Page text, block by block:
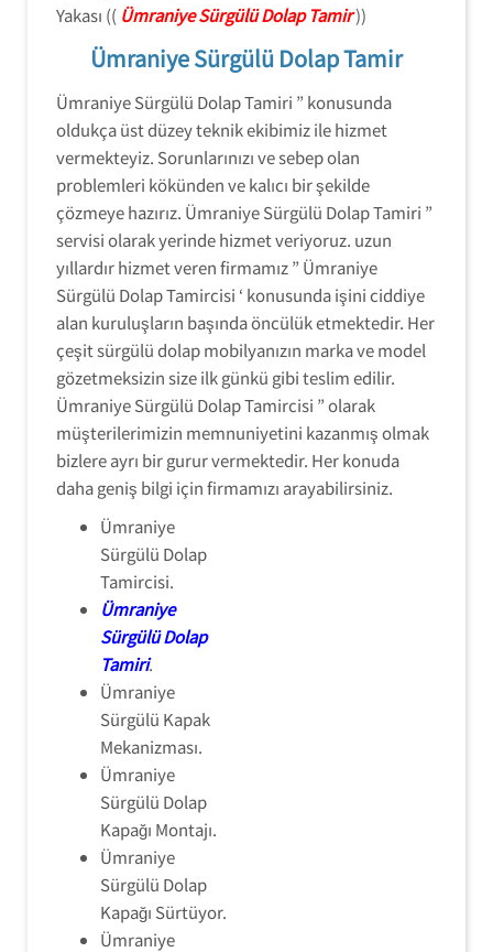
Yakası (( Ümraniye Sürgülü Dolap Tamir))
Ümraniye Sürgülü Dolap Tamir
Ümraniye Sürgülü Dolap Tamiri ” konusunda
oldukça üst düzey teknik ekibimiz ile hizmet
vermekteyiz. Sorunlarınızı ve sebep olan
problemleri kökünden ve kalıcı bir şekilde
çözmeye hazırız. Ümraniye Sürgülü Dolap Tamiri ”
servisi olarak yerinde hizmet veriyoruz. uzun
yıllardır hizmet veren firmamız ” Ümraniye
Sürgülü Dolap Tamircisi ‘ konusunda işini ciddiye
alan kuruluşların başında öncülük etmektedir. Her
çeşit sürgülü dolap mobilyanızın marka ve model
gözetmeksizin size ilk günkü gibi teslim edilir.
Ümraniye Sürgülü Dolap Tamircisi ” olarak
müşterilerimizin memnuniyetini kazanmış olmak
bizlere ayrı bir gurur vermektedir. Her konuda
daha geniş bilgi için firmamızı arayabilirsiniz.
Ümraniye
Sürgülü Dolap
Tamircisi.
Ümraniye
Sürgülü Dolap
Tamiri.
Ümraniye
Sürgülü Kapak
Mekanizması.
Ümraniye
Sürgülü Dolap
Kapağı Montajı.
Ümraniye
Sürgülü Dolap
Kapağı Sürtüyor.
Ümraniye